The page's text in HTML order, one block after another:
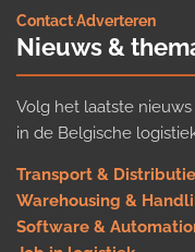
Contact·Adverteren
Nieuws &
Volg het laatste
in de Belgische
Transport & Distributie
Warehousing &
Software &